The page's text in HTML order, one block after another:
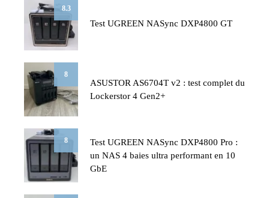
8.3
Test UGREEN NASync DXP4800 GT
8
ASUSTOR AS6704T v2 : test complet du
Lockerstor 4 Gen2+
8
Test UGREEN NASync DXP4800 Pro :
un NAS 4 baies ultra performant en 10
GbE